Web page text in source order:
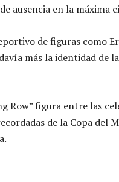
ausencia en la máxima
de figuras como
más la identidad de
Row” figura entre las
de la Copa del